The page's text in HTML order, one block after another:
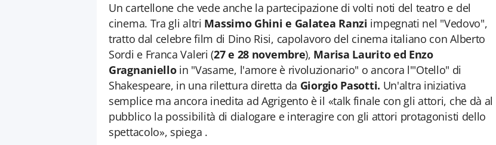
Un cartellone che vede anche la partecipazione di volti noti del teatro e del
cinema. Tra gli altri Massimo Ghini e Galatea Ranzi impegnati nel "Vedovo",
tratto dal celebre film di Dino Risi, capolavoro del cinema italiano con Alberto
Sordi e Franca Valeri (27 e 28 novembre), Marisa Laurito ed Enzo
Gragnaniello in "Vasame, l'amore è rivoluzionario" o ancora l'"Otello" di
Shakespeare, in una rilettura diretta da Giorgio Pasotti. Un'altra iniziativa
semplice ma ancora inedita ad Agrigento è il «talk finale con gli attori, che dà al
pubblico la possibilità di dialogare e interagire con gli attori protagonisti dello
spettacolo», spiega .